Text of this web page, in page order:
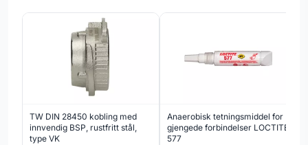
TW DIN 28450 kobling med
innvendig BSP, rustfritt stål,
type VK
Anaerobisk tetningsmiddel for
gjengede forbindelser LOCTITE
577